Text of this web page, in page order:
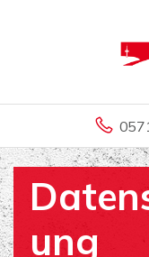
ung